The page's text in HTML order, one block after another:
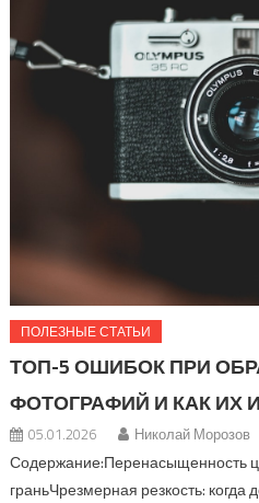
ПОЛЕЗНЫЕ СТАТЬИ
ТОП-5 ОШИБОК ПРИ
ФОТОГРАФИЙ И КАК ИХ
05.01.2026 Николай Морозов
Содержание:Перенасыщенность
граньЧрезмерная резкость: когда